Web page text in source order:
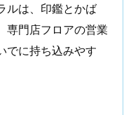
ルは、印鑑とかば
専門店フロアの営業
でに持ち込みやす